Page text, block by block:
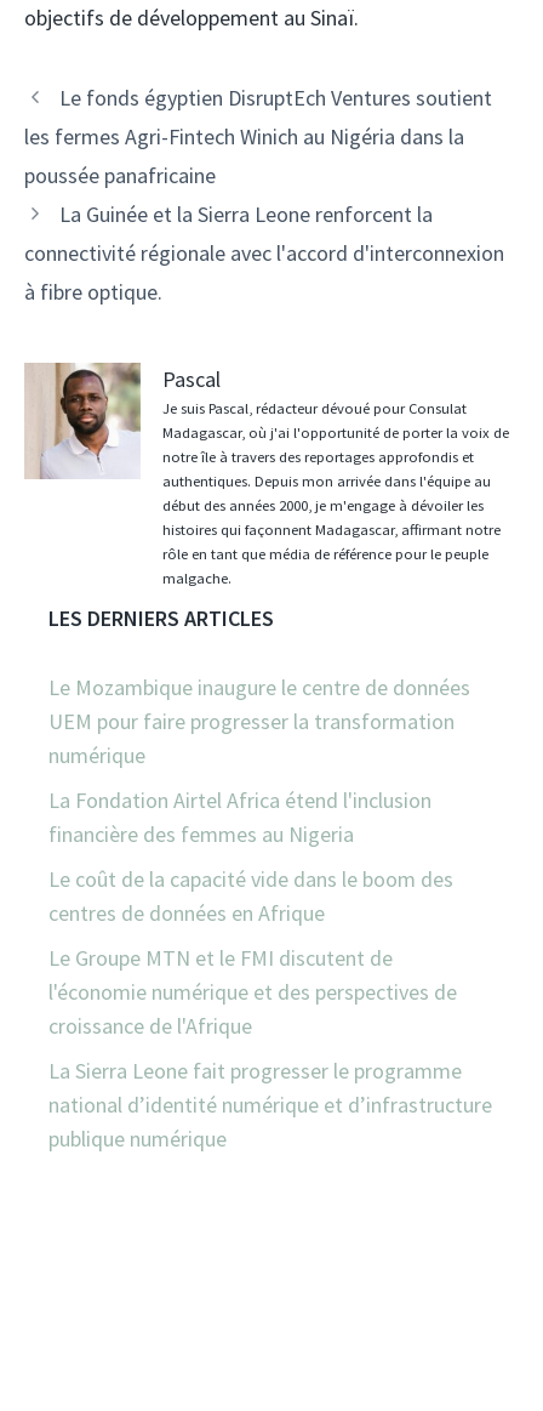
objectifs de développement au Sinaï.
Navigation
des
articles
Le fonds égyptien DisruptEch Ventures soutient
les fermes Agri-Fintech Winich au Nigéria dans la
poussée panafricaine
La Guinée et la Sierra Leone renforcent la
connectivité régionale avec l'accord d'interconnexion
à fibre optique.
Pascal
Je suis Pascal, rédacteur dévoué pour Consulat
Madagascar, où j'ai l'opportunité de porter la voix de
notre île à travers des reportages approfondis et
authentiques. Depuis mon arrivée dans l'équipe au
début des années 2000, je m'engage à dévoiler les
histoires qui façonnent Madagascar, affirmant notre
rôle en tant que média de référence pour le peuple
malgache.
LES DERNIERS ARTICLES
Le Mozambique inaugure le centre de données
UEM pour faire progresser la transformation
numérique
La Fondation Airtel Africa étend l'inclusion
financière des femmes au Nigeria
Le coût de la capacité vide dans le boom des
centres de données en Afrique
Le Groupe MTN et le FMI discutent de
l'économie numérique et des perspectives de
croissance de l'Afrique
La Sierra Leone fait progresser le programme
national d’identité numérique et d’infrastructure
publique numérique